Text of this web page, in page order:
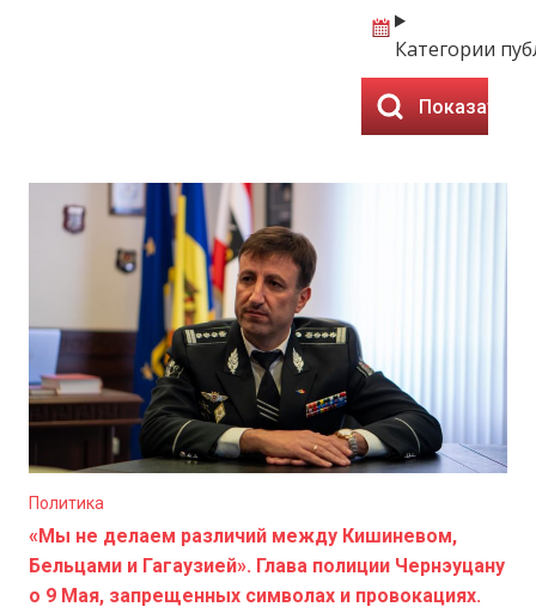
Категории
Показать
Политика
«Мы не делаем различий между Кишиневом,
Бельцами и Гагаузией». Глава полиции Чернэуцану
о 9 Мая, запрещенных символах и провокациях.